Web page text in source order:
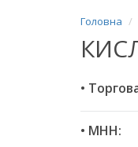
Головна
•
• МНН: